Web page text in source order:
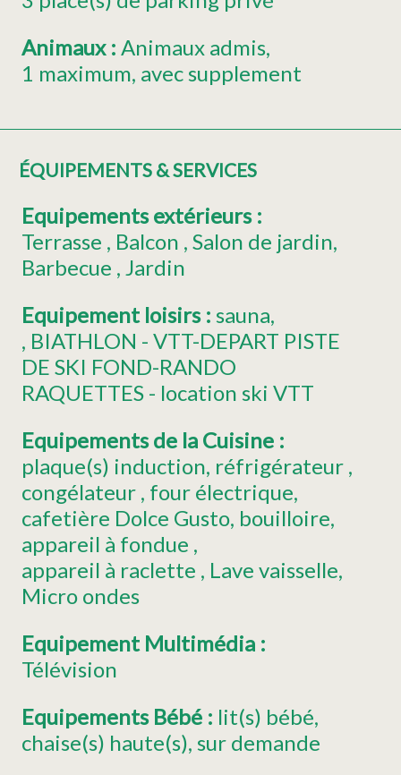
Animaux : Animaux admis
1 maximum avec supplement
ÉQUIPEMENTS & SERVICES
Equipements extérieurs :
Terrasse
Balcon Salon de jardin
Barbecue Jardin
Equipement loisirs : sauna
, BIATHLON - VTT-DEPART PISTE
DE SKI FOND-RANDO
RAQUETTES - location ski VTT
Equipements de la Cuisine :
plaque(s) induction réfrigérateur
congélateur four électrique
cafetière Dolce Gusto bouilloire
appareil à fondue
appareil à raclette
Lave vaisselle
Micro ondes
Equipement Multimédia :
Télévision
Equipements Bébé : lit(s) bébé
chaise(s) haute(s) sur demande